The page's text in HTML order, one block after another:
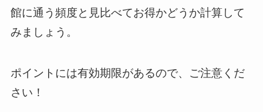
館に通う頻度と見比べてお得かどうか計算して
みましょう。
ポイントには有効期限があるので、ご注意くだ
さい！